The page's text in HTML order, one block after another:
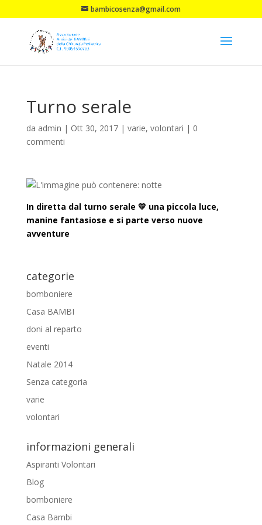
bambicosenza@gmail.com
Turno serale
da admin | Ott 30, 2017| varie, volontari | 0
commenti
In diretta dal turno serale 💛 una piccola luce,
manine fantasiose e si parte verso nuove
avventure
categorie
bomboniere
Casa BAMBI
doni al reparto
eventi
Natale 2014
Senza categoria
varie
volontari
informazioni generali
Aspiranti Volontari
Blog
bomboniere
Casa Bambi